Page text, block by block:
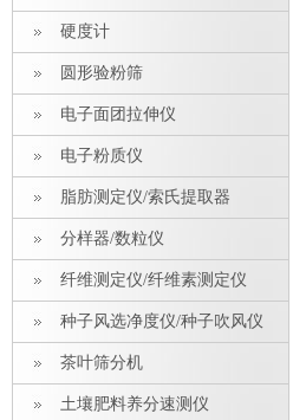
硬度计
圆形验粉筛
电子面团拉伸仪
电子粉质仪
脂肪测定仪/索氏提取器
分样器/数粒仪
纤维测定仪/纤维素测定仪
种子风选净度仪/种子吹风仪
茶叶筛分机
土壤肥料养分速测仪